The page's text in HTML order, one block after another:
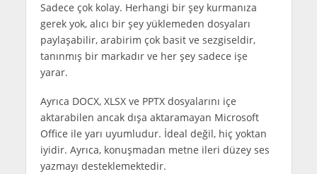
Sadece çok kolay. Herhangi bir şey kurmanıza
gerek yok, alıcı bir şey yüklemeden dosyaları
paylaşabilir, arabirim çok basit ve sezgiseldir,
tanınmış bir markadır ve her şey sadece işe
yarar.
Ayrıca DOCX, XLSX ve PPTX dosyalarını içe
aktarabilen ancak dışa aktaramayan Microsoft
Office ile yarı uyumludur. İdeal değil, hiç yoktan
iyidir. Ayrıca, konuşmadan metne ileri düzey ses
yazmayı desteklemektedir.